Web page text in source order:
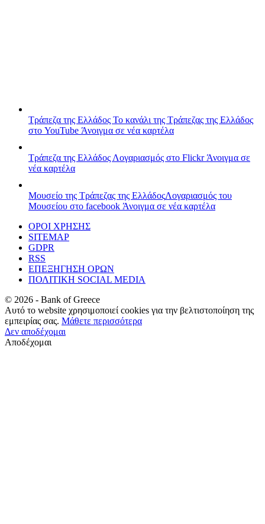
Τράπεζα της Ελλάδος Το κανάλι της Τράπεζας της Ελλάδος
στο YouTube Άνοιγμα σε νέα καρτέλα
Τράπεζα της Ελλάδος Λογαριασμός στο FlickrΆνοιγμα σε
νέα καρτέλα
Μουσείο της Τράπεζας της ΕλλάδοςΛογαριασμός του
Μουσείου στο facebook Άνοιγμα σε νέα καρτέλα
ΟΡΟΙ ΧΡΗΣΗΣ
SITEMAP
GDPR
RSS
ΕΠΕΞΗΓΗΣΗ ΟΡΩΝ
ΠΟΛΙΤΙΚΗ SOCIAL MEDIA
© 2026 - Bank of Greece
Αυτό το website χρησιμοποιεί cookies για την βελτιστοποίηση της
εμπειρίας σας. Μάθετε περισσότερα
Δεν αποδέχομαι
Αποδέχομαι